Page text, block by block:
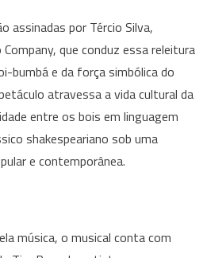
assinadas por Tércio Silva,
que conduz essa releitura
bumbá e da força simbólica do
atravessa a vida cultural da
entre os bois em linguagem
shakespeariano sob uma
e contemporânea.
música, o musical conta com